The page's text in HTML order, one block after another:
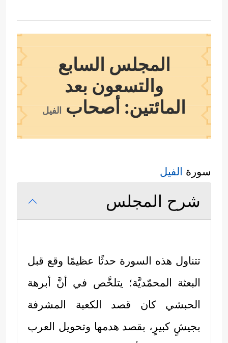
المجلس السابع
والتسعون بعد
المائتين: أصحاب
الفيل
سورة الفيل
شرح المجلس
تتناول هذه السورة حدثًا عظيمًا وقع قبل
البعثة المحمّديَّة؛ يتلخَّص في أنَّ أبرهة
الحبشي كان قصد الكعبة المشرفة
بجيشٍ كبيرٍ، بقصد هدمها وتحويل العرب